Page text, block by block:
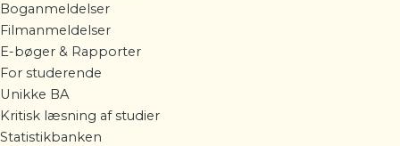
Boganmeldelser
Filmanmeldelser
E-bøger & Rapporter
For studerende
Unikke BA
Kritisk læsning af studier
Statistikbanken